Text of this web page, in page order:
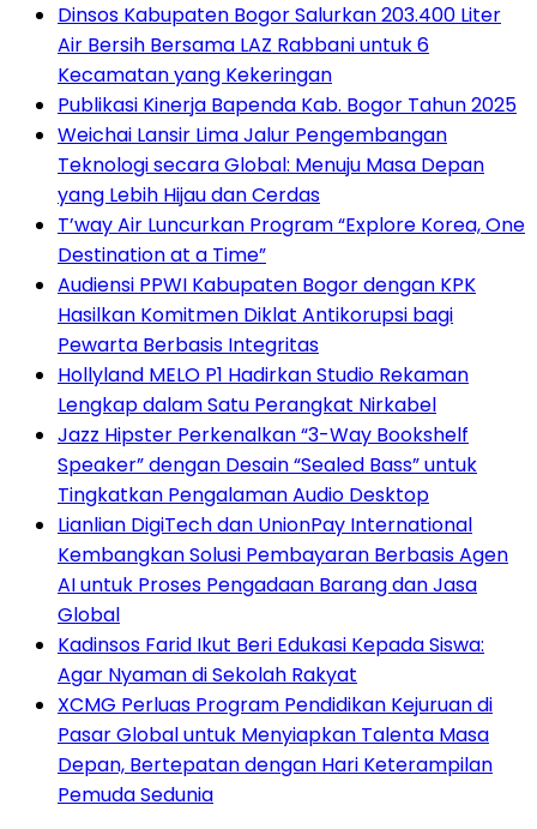
Dinsos Kabupaten Bogor Salurkan 203.400 Liter
Air Bersih Bersama LAZ Rabbani untuk 6
Kecamatan yang Kekeringan
Publikasi Kinerja Bapenda Kab. Bogor Tahun 2025
Weichai Lansir Lima Jalur Pengembangan
Teknologi secara Global: Menuju Masa Depan
yang Lebih Hijau dan Cerdas
T’way Air Luncurkan Program “Explore Korea, One
Destination at a Time”
Audiensi PPWI Kabupaten Bogor dengan KPK
Hasilkan Komitmen Diklat Antikorupsi bagi
Pewarta Berbasis Integritas
Hollyland MELO P1 Hadirkan Studio Rekaman
Lengkap dalam Satu Perangkat Nirkabel
Jazz Hipster Perkenalkan “3-Way Bookshelf
Speaker” dengan Desain “Sealed Bass” untuk
Tingkatkan Pengalaman Audio Desktop
Lianlian DigiTech dan UnionPay International
Kembangkan Solusi Pembayaran Berbasis Agen
AI untuk Proses Pengadaan Barang dan Jasa
Global
Kadinsos Farid Ikut Beri Edukasi Kepada Siswa:
Agar Nyaman di Sekolah Rakyat
XCMG Perluas Program Pendidikan Kejuruan di
Pasar Global untuk Menyiapkan Talenta Masa
Depan, Bertepatan dengan Hari Keterampilan
Pemuda Sedunia